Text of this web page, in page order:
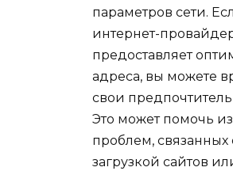
параметров сети.
интернет-
предоставляет
адреса, вы можете
свои
Это может помочь
проблем,
загрузкой сайтов